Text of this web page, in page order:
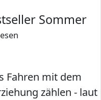
Sommer
Fahren mit dem
zählen - laut